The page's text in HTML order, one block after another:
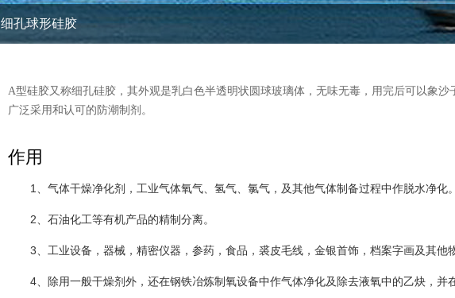
细孔球形硅胶
A型硅胶又称细孔硅胶，其外观是乳白色半透明状圆球玻璃体，无味无毒，用完后可以象
广泛采用和认可的防潮制剂。
作用
1、气体干燥净化剂，工业气体氧气、氢气、氯气，及其他气体制备过程中作脱水净化。
2、石油化工等有机产品的精制分离。
3、工业设备，器械，精密仪器，参药，食品，裘皮毛线，金银首饰，档案字画及其他
4、除用一般干燥剂外，还在钢铁冶炼制氧设备中作气体净化及除去液氧中的乙炔，并